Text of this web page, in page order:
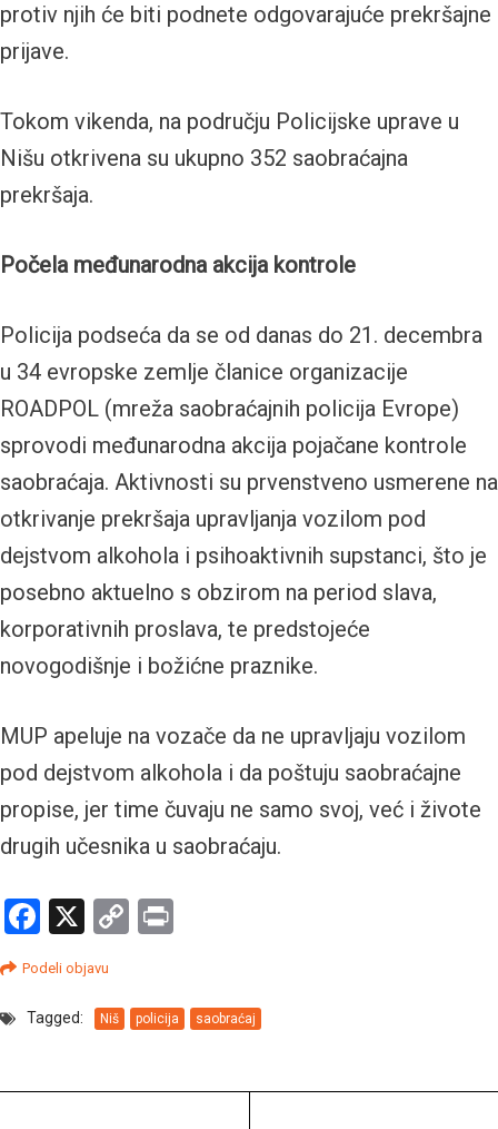
protiv njih će biti podnete odgovarajuće prekršajne
prijave.
Tokom vikenda, na području Policijske uprave u
Nišu otkrivena su ukupno 352 saobraćajna
prekršaja.
Počela međunarodna akcija kontrole
Policija podseća da se od danas do 21. decembra
u 34 evropske zemlje članice organizacije
ROADPOL (mreža saobraćajnih policija Evrope)
sprovodi međunarodna akcija pojačane kontrole
saobraćaja. Aktivnosti su prvenstveno usmerene na
otkrivanje prekršaja upravljanja vozilom pod
dejstvom alkohola i psihoaktivnih supstanci, što je
posebno aktuelno s obzirom na period slava,
korporativnih proslava, te predstojeće
novogodišnje i božićne praznike.
MUP apeluje na vozače da ne upravljaju vozilom
pod dejstvom alkohola i da poštuju saobraćajne
propise, jer time čuvaju ne samo svoj, već i živote
drugih učesnika u saobraćaju.
Facebook
X
Copy
Podeli objavu
Tagged: Niš policija saobraćaj